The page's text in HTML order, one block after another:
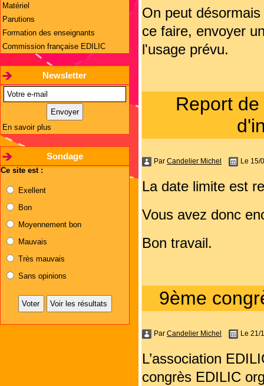
Matériel
Parutions
Formation des enseignants
Commission française EDILIC
Newsletter
En savoir plus
Sondage
Ce site est :
Exellent
Bon
Moyennement bon
Mauvais
Très mauvais
Sans opinions
On peut
ce faire, envoyer
l'usage prévu.
Report
Par Candelier Michel Le
La date limite est
Vous avez donc
Bon travail.
9ème
Par Candelier Michel Le
L’association
congrès EDILIC